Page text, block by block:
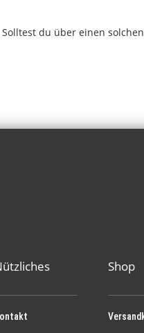
du über einen
Shop